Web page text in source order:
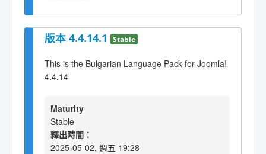
版本 4.4.14.1 Stable
This is the Bulgarian Language Pack for Joomla!
4.4.14
Maturity
Stable
釋出時間：
2025-05-02, 週五 19:28